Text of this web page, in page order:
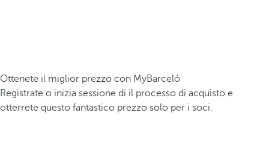
Ottenete il miglior prezzo con MyBarceló
Registrate o inizia sessione di il processo di acquisto e
otterrete questo fantastico prezzo solo per i soci.